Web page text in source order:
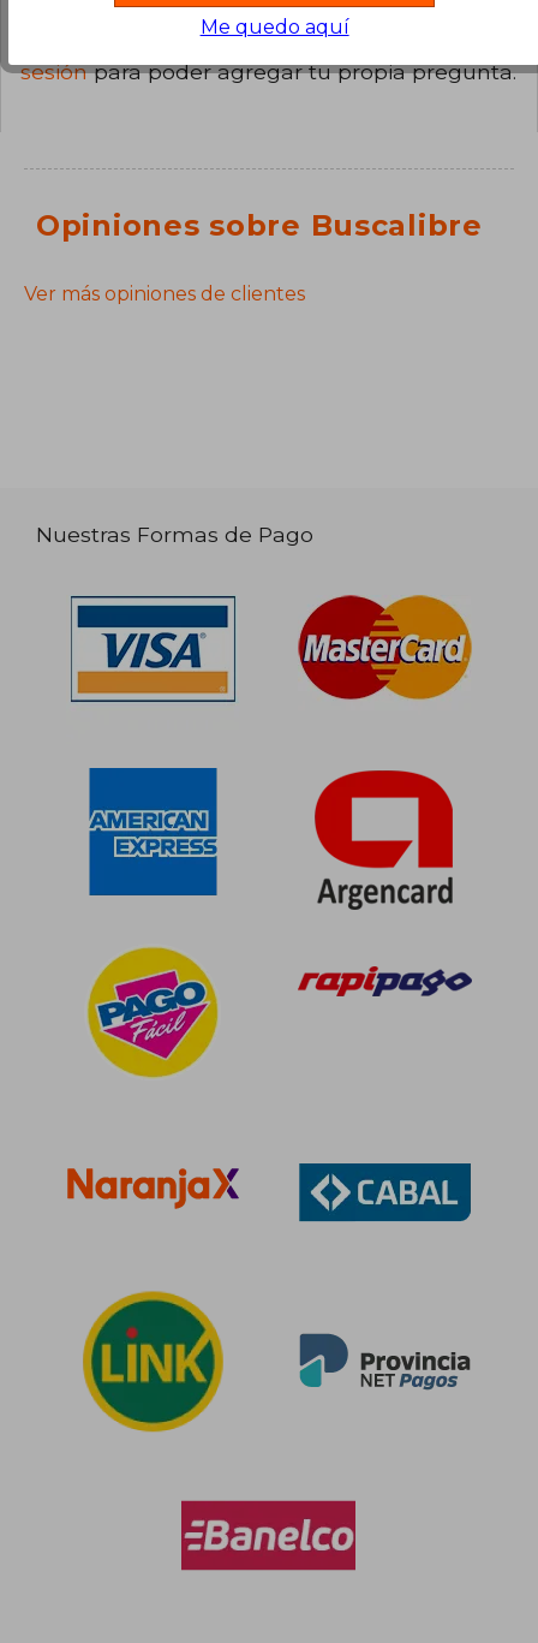
¿Tienes una pregunta sobre el libro?
sesiónpara poder agregar tu propia pregunta.
Opiniones sobre Buscalibre
Ver más opiniones de clientes
Nuestras Formas de Pago
Me quedo aquí